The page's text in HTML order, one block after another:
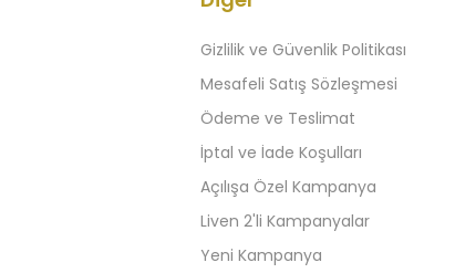
Gizlilik ve Güvenlik Politikası
Mesafeli Satış Sözleşmesi
Ödeme ve Teslimat
İptal ve İade Koşulları
Açılışa Özel Kampanya
Liven 2'li Kampanyalar
Yeni Kampanya